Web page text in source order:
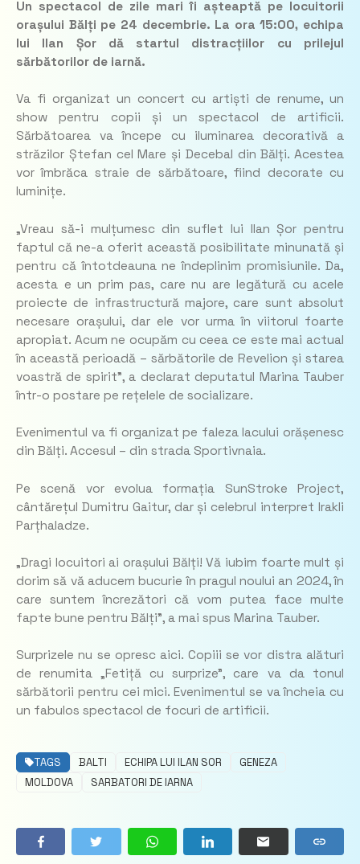
Un spectacol de zile mari îi așteaptă pe locuitorii
orașului Bălți pe 24 decembrie. La ora 15:00, echipa
lui Ilan Șor dă startul distracțiilor cu prilejul
sărbătorilor de iarnă.
Va fi organizat un concert cu artiști de renume, un
show pentru copii și un spectacol de artificii.
Sărbătoarea va începe cu iluminarea decorativă a
străzilor Ștefan cel Mare și Decebal din Bălți. Acestea
vor îmbrăca straie de sărbătoare, fiind decorate cu
luminițe.
„Vreau să-i mulțumesc din suflet lui Ilan Șor pentru
faptul că ne-a oferit această posibilitate minunată și
pentru că întotdeauna ne îndeplinim promisiunile. Da,
acesta e un prim pas, care nu are legătură cu acele
proiecte de infrastructură majore, care sunt absolut
necesare orașului, dar ele vor urma în viitorul foarte
apropiat. Acum ne ocupăm cu ceea ce este mai actual
în această perioadă – sărbătorile de Revelion și starea
voastră de spirit”, a declarat deputatul Marina Tauber
într-o postare pe rețelele de socializare.
Evenimentul va fi organizat pe faleza lacului orășenesc
din Bălți. Accesul – din strada Sportivnaia.
Pe scenă vor evolua formația SunStroke Project,
cântărețul Dumitru Gaitur, dar și celebrul interpret Irakli
Parțhaladze.
„Dragi locuitori ai orașului Bălți! Vă iubim foarte mult și
dorim să vă aducem bucurie în pragul noului an 2024, în
care suntem încrezători că vom putea face multe
fapte bune pentru Bălți”, a mai spus Marina Tauber.
Surprizele nu se opresc aici. Copiii se vor distra alături
de renumita „Fetiță cu surprize”, care va da tonul
sărbătorii pentru cei mici. Evenimentul se va încheia cu
un fabulos spectacol de focuri de artificii.
TAGS BALTI ECHIPA LUI ILAN SOR
GENEZA
MOLDOVA
SARBATORI DE IARNA